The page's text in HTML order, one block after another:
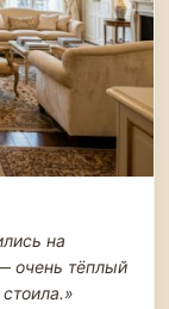
на
очень тёплый
»